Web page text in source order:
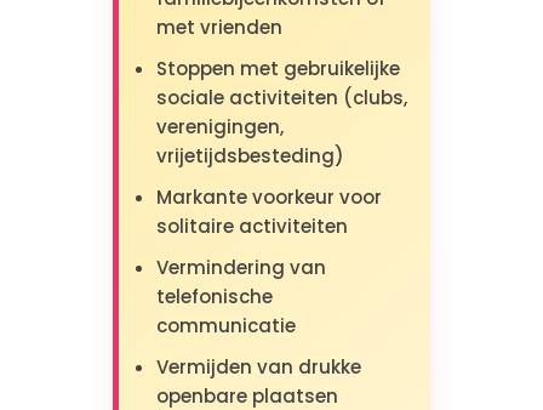
met vrienden
Stoppen met gebruikelijke
sociale activiteiten (clubs,
verenigingen,
vrijetijdsbesteding)
Markante voorkeur voor
solitaire activiteiten
Vermindering van
telefonische
communicatie
Vermijden van drukke
openbare plaatsen